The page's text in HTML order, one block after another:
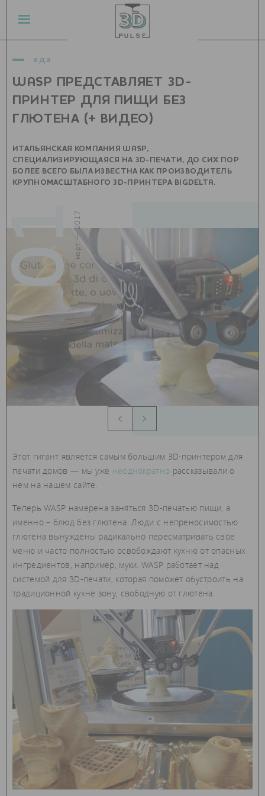
еда
WASP ПРЕДСТАВЛЯЕТ 3D-
ПРИНТЕР ДЛЯ ПИЩИ БЕЗ
ГЛЮТЕНА (+ ВИДЕО)
ИТАЛЬЯНСКАЯ КОМПАНИЯ WASP,
СПЕЦИАЛИЗИРУЮЩАЯСЯ НА 3D-ПЕЧАТИ, ДО СИХ ПОР
БОЛЕЕ ВСЕГО БЫЛА ИЗВЕСТНА КАК ПРОИЗВОДИТЕЛЬ
КРУПНОМАСШТАБНОГО 3D-ПРИНТЕРА BIGDELTA.
01
март — 2017
Этот гигант является самым большим 3D-принтером для
печати домов — мы уже неоднократно рассказывали о
нем на нашем сайте.
Теперь WASP намерена заняться 3D-печатью пищи, а
именно – блюд без глютена. Люди с непреносимостью
глютена вынуждены радикально пересматривать свое
меню и часто полностью освобождают кухню от опасных
ингредиентов, например, муки. WASP работает над
системой для 3D-печати, которая поможет обустроить на
традиционной кухне зону, свободную от глютена.